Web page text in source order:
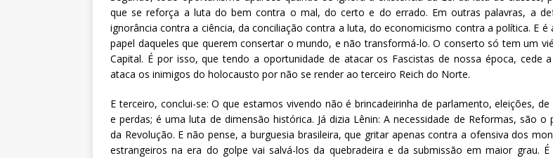
que se reforça a luta do bem contra o mal, do certo e do errado. Em outras palavras, a
ignorância contra a ciência, da conciliação contra a luta, do economicismo contra a política. E é
papel daqueles que querem consertar o mundo, e não transformá-lo. O conserto só tem um
Capital. É por isso, que tendo a oportunidade de atacar os Fascistas de nossa época, cede
ataca os inimigos do holocausto por não se render ao terceiro Reich do Norte.
E terceiro, conclui-se: O que estamos vivendo não é brincadeirinha de parlamento, eleições, de
e perdas; é uma luta de dimensão histórica. Já dizia Lênin: A necessidade de Reformas, são o
da Revolução. E não pense, a burguesia brasileira, que gritar apenas contra a ofensiva dos
estrangeiros na era do golpe vai salvá-los da quebradeira e da submissão em maior grau. É